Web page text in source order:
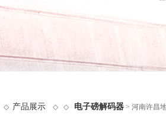
◇ 产品展示 ◇ ◇ 电子磅解码器 > 河南许昌